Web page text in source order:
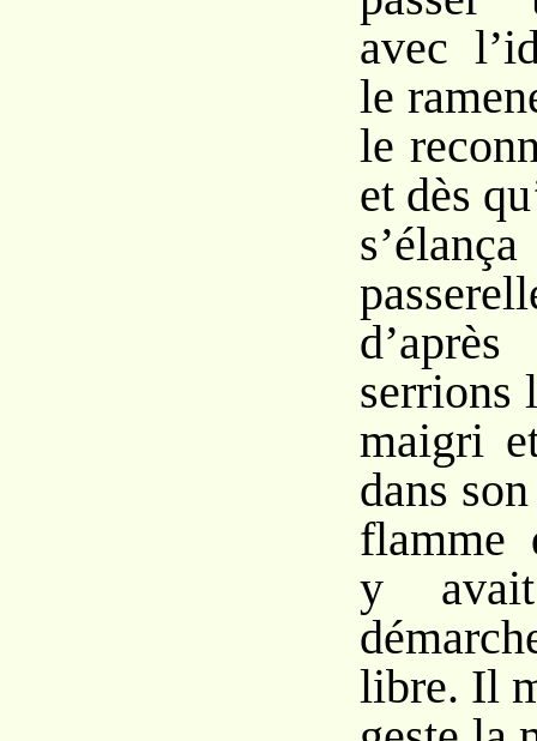
avec
le
le
et dès
serrions
maigri
dans
flamme
y
libre. Il